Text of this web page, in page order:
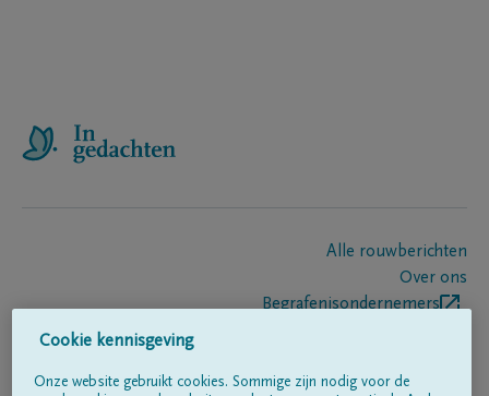
Alle rouwberichten
Over ons
Begrafenisondernemers
Cookie kennisgeving
Onze website gebruikt cookies. Sommige zijn nodig voor de